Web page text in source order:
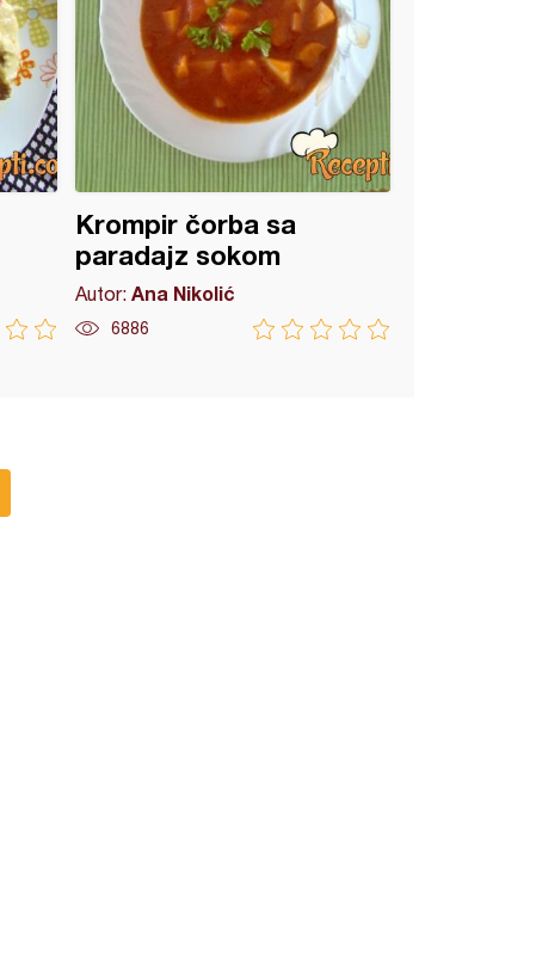
Krompir čorba sa
paradajz sokom
Autor:Ana Nikolić
6886